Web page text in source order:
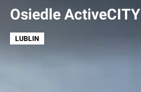
Osiedle ActiveCITY
LUBLIN